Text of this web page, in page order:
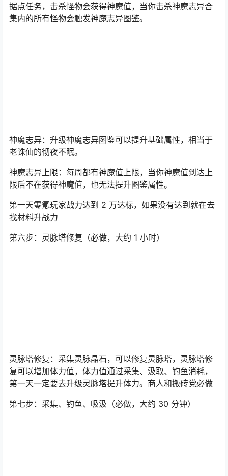
开发据点：如图所示，当你靠近据点时，会自动触发肃清
据点任务，击杀怪物会获得神魔值，当你击杀神魔志异合
神魔志异：升级神魔志异图鉴可以提升基础属性，相当于
神魔志异上限：每周都有神魔值上限，当你神魔值到达上
第一天零氪玩家战力达到 2 万达标，如果没有达到就在去
灵脉塔修复：采集灵脉晶石，可以修复灵脉塔，灵脉塔修
复可以增加体力值，体力值通过采集、汲取、钓鱼消耗，
第一天一定要去升级灵脉塔提升体力。商人和搬砖党必做